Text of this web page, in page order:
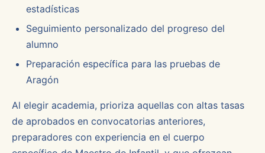
estadísticas
Seguimiento personalizado del progreso del
alumno
Preparación específica para las pruebas de
Aragón
Al elegir academia, prioriza aquellas con altas tasas
de aprobados en convocatorias anteriores,
preparadores con experiencia en el cuerpo